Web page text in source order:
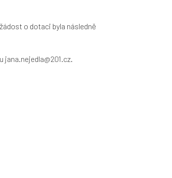
o dotaci byla následně
jana.nejedla@201.cz.